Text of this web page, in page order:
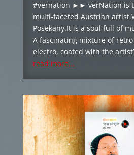
#vernation ►► verNation is
multi-faceted Austrian artist
Posekany.It is a soul full of
A fascinating mixture of
electro, coated with the
read more...